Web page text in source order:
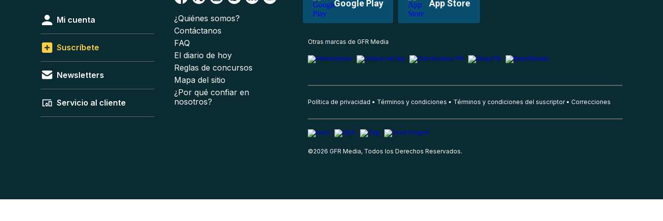
Google Play App Store
Mi cuenta
Suscríbete
Newsletters
Servicio al cliente
¿Quiénes somos?
Contáctanos
FAQ
El diario de hoy
Reglas de concursos
Mapa del sitio
¿Por qué confiar en
nosotros?
Otras marcas de GFR Media
Política de privacidad Términos y condiciones Términos y condiciones del suscriptor Correcciones
©2026 GFR Media, Todos los Derechos Reservados.